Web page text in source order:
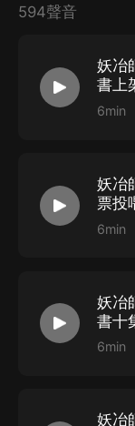
望大家多來討論
出品：喜馬拉雅&
她野蠻粗魯，狡
週霽雪長得很美
594聲音
妖冶
書上
6min
妖冶
票投
6min
妖冶
書十
6min
妖冶